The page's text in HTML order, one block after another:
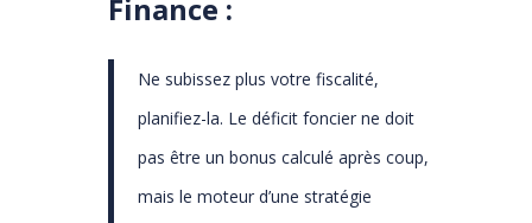
Finance :
Ne subissez plus votre fiscalité,
planifiez-la. Le déficit foncier ne doit
pas être un bonus calculé après coup,
mais le moteur d’une stratégie